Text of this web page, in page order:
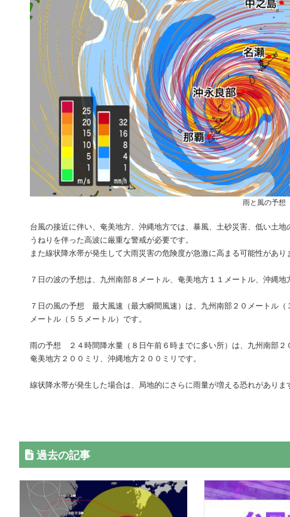
雨と風の予
台風の接近に伴い、奄美地方、沖縄地方では、暴風、土砂災害、低い土地
うねりを伴った高波に厳重な警戒が必要です。
また線状降水帯が発生して大雨災害の危険度が急激に高まる可能性があり
７日の波の予想は、九州南部８メートル、奄美地方１１メートル、沖縄地
７日の風の予想 最大風速（最大瞬間風速）は、九州南部２０メートル
メートル（５５メートル）です。
雨の予想 ２４時間降水量（８日午前６時までに多い所）は、九州南部２
奄美地方２００ミリ、沖縄地方２００ミリです。
線状降水帯が発生した場合は、局地的にさらに雨量が増える恐れがありま
過去の記事